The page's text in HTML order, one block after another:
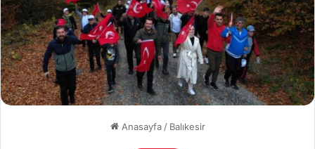
Anasayfa / Balıkesir